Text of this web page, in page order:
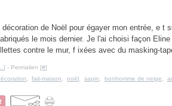
décoration de Noël pour égayer mon entrée, e t
le mois dernier. Je l'ai choisi façon
contre le mur, f ixées avec du masking-
] - Permalien [#]
fait-maison noël sapin bonhomme de neige